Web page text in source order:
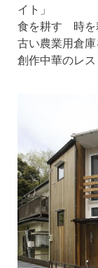
イト」
食を耕す 時
古い農業用倉庫
創作中華のレス